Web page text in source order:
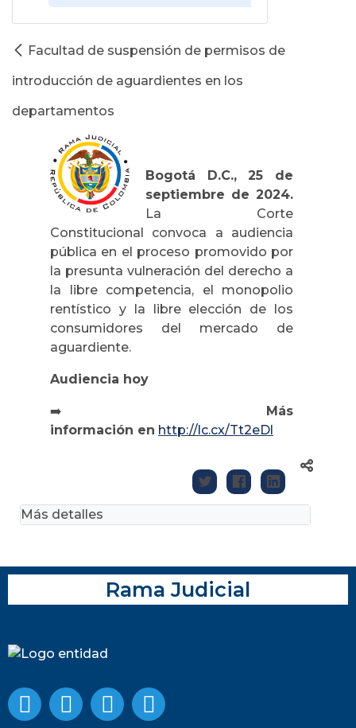
Facultad de suspensión de permisos de
introducción de aguardientes en los
departamentos
Bogotá D.C., 25 de
septiembre de 2024.
La Corte
Constitucional convoca a audiencia
pública en el proceso promovido por
la presunta vulneración del derecho a
la libre competencia, el monopolio
rentístico y la libre elección de los
consumidores del mercado de
aguardiente.
Audiencia hoy
➡️ Más
información en http://lc.cx/Tt2eDl
Más detalles
Rama Judicial